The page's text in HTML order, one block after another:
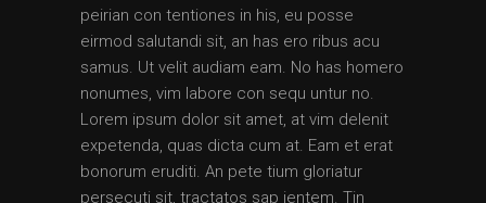
peirian con tentiones in his, eu posse
eirmod salutandi sit, an has ero ribus acu
samus. Ut velit audiam eam. No has homero
nonumes, vim labore con sequ untur no.
Lorem ipsum dolor sit amet, at vim delenit
expetenda, quas dicta cum at. Eam et erat
bonorum eruditi. An pete tium gloriatur
persecuti sit, tractatos sap ientem. Tin